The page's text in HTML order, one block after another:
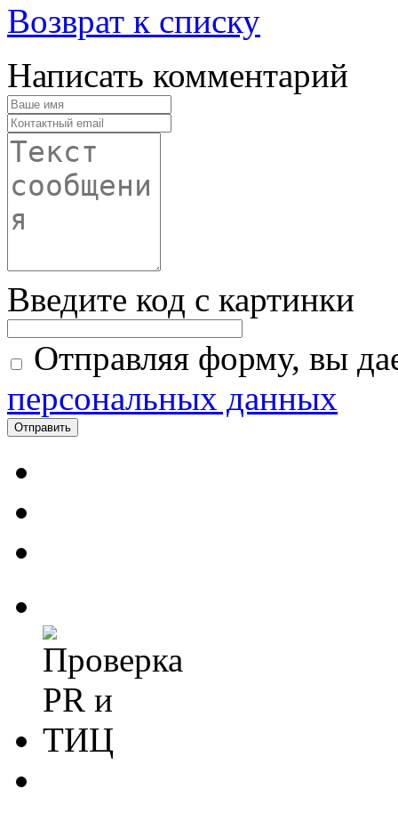
Возврат к списку
Написать комментарий
Введите код с картинки
Отправляя форму, вы
персональных данных